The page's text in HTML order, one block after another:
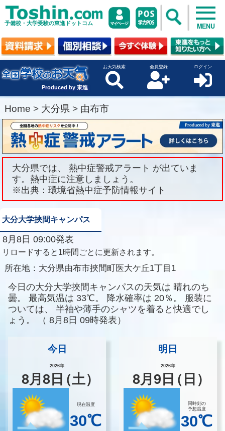
予備校・大学受験の東進ドットコム MENU
Produced by 東進
お天気検索 会員登録 ログイン
Home > 大分県 > 由布市
大分県では、 熱中症警戒アラート が出ていま
す。熱中症に注意しましょう。
※出典：環境省熱中症予防情報サイト
大分大学挾間キャンパス
8月8日 09:00発表
リロードすると1時間ごとに更新されます。
所在地： 大分県由布市挾間町医大ケ丘1丁目1
今日の大分大学挾間キャンパスの天気は 晴れのち
曇。
最高気温は 33℃。 降水確率は 20％。
服装に
ついては、
半袖や薄手のシャツを着ると快適でし
ょう。
（ 8月8日 09時発表）
今日
2026年
8月8 日（土）
現在温度
30℃
明日
2026年
8月 9 日（日）
同時刻の
予想温度
30℃